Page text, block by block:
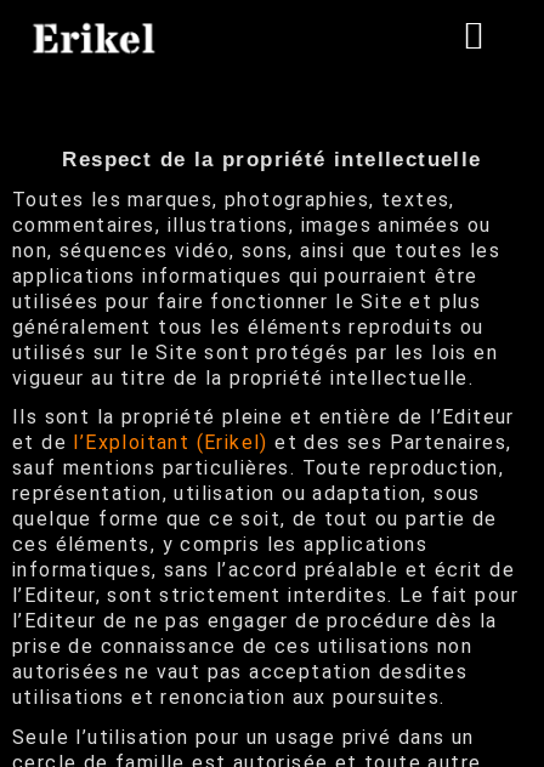
LA BIO
LA DISCOTHEQUE
LA REVUE DE PRESSE
Respect de la propriété intellectuelle
Toutes les marques, photographies, textes,
commentaires, illustrations, images animées ou
non, séquences vidéo, sons, ainsi que toutes les
applications informatiques qui pourraient être
utilisées pour faire fonctionner le Site et plus
généralement tous les éléments reproduits ou
utilisés sur le Site sont protégés par les lois en
vigueur au titre de la propriété intellectuelle.
Ils sont la propriété pleine et entière de l’Editeur
et de l’Exploitant (Erikel) et des ses Partenaires,
sauf mentions particulières. Toute reproduction,
représentation, utilisation ou adaptation, sous
quelque forme que ce soit, de tout ou partie de
ces éléments, y compris les applications
informatiques, sans l’accord préalable et écrit de
l’Editeur, sont strictement interdites. Le fait pour
l’Editeur de ne pas engager de procédure dès la
prise de connaissance de ces utilisations non
autorisées ne vaut pas acceptation desdites
utilisations et renonciation aux poursuites.
Seule l’utilisation pour un usage privé dans un
cercle de famille est autorisée et toute autre